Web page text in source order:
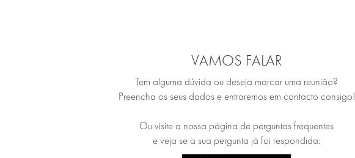
VAMOS FALAR
Tem alguma dúvida ou deseja marcar uma reunião?
Preencha os seus dados e entraremos em contacto consigo!
Ou visite a nossa página de perguntas frequentes
e veja se a sua pergunta já foi respondida: